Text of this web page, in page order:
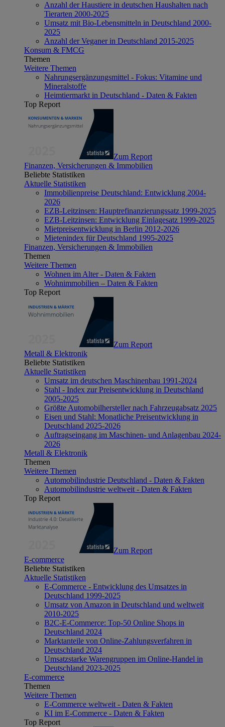
Anzahl der Haustiere in deutschen Haushalten nach
Tierarten 2000-2025
Umsatz mit Bio-Lebensmitteln in Deutschland 2000-
2025
Anzahl der Veganer in Deutschland 2015-2025
Konsum & FMCG
Themen
Weitere Themen
Nahrungsergänzungsmittel - Fokus: Vitamine und
Mineralstoffe
Heimtiermarkt in Deutschland - Daten & Fakten
Top Report
Zum Report
Finanzen, Versicherungen & Immobilien
Beliebte Statistiken
Aktuelle Statistiken
Immobilienpreise Deutschland: Entwicklung 2004-
2026
EZB-Leitzinsen: Hauptrefinanzierungssatz 1999-2025
EZB-Leitzinsen: Entwicklung Einlagesatz 1999-2025
Mietpreisentwicklung in Berlin 2012-2026
Mietenindex für Deutschland 1995-2025
Finanzen, Versicherungen & Immobilien
Themen
Weitere Themen
Wohnen im Alter - Daten & Fakten
Wohnimmobilien – Daten & Fakten
Top Report
Zum Report
Metall & Elektronik
Beliebte Statistiken
Aktuelle Statistiken
Umsatz im deutschen Maschinenbau 1991-2024
Stahl - Index zur Preisentwicklung in Deutschland
2005-2025
Größte Automobilhersteller nach Fahrzeugabsatz 2025
Eisen und Stahl: Monatliche Preisentwicklung in
Deutschland 2025-2026
Auftragseingang im Maschinen- und Anlagenbau 2024-
2026
Metall & Elektronik
Themen
Weitere Themen
Automobilindustrie Deutschland - Daten & Fakten
Automobilindustrie weltweit - Daten & Fakten
Top Report
Zum Report
E-commerce
Beliebte Statistiken
Aktuelle Statistiken
E-Commerce - Entwicklung des Umsatzes in
Deutschland 1999-2025
Umsatz von Amazon in Deutschland und weltweit
2010-2025
B2C-E-Commerce: Top-50 Online Shops in
Deutschland 2024
Marktanteile von Online-Zahlungsverfahren in
Deutschland 2024
Umsatzstarke Warengruppen im Online-Handel in
Deutschland 2023-2025
E-commerce
Themen
Weitere Themen
E-Commerce weltweit - Daten & Fakten
KI im E-Commerce - Daten & Fakten
Top Report